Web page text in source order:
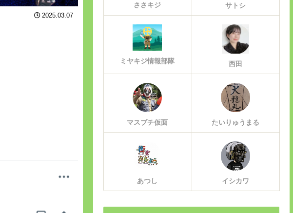
2025.03.07
ささキジ サトシ
ミヤキジ情報部隊 西田
マスブチ仮面 たいりゅうまる
あつし イシカワ